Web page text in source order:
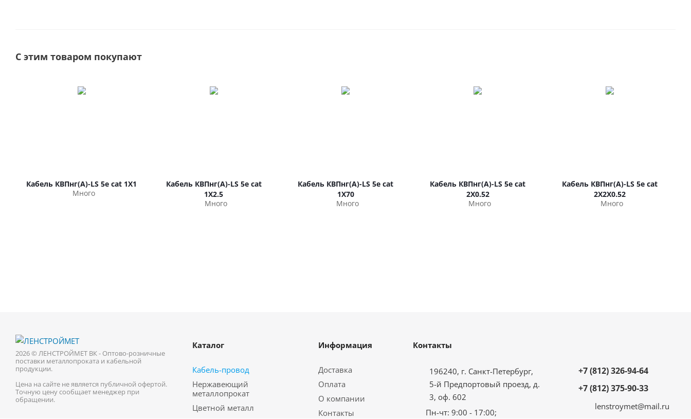
С этим товаром покупают
Кабель КВПнг(А)-LS 5е cat 1Х1
Много
Кабель КВПнг(А)-LS 5е cat
1Х2.5
Много
Кабель КВПнг(А)-LS 5е cat
1Х70
Много
Кабель КВПнг(А)-LS 5е cat
2Х0.52
Много
Кабель КВПнг(А)-LS 5е cat
2Х2Х0.52
Много
2026 © ЛЕНСТРОЙМЕТ ВК - Оптово-розничные
поставки металлопроката и кабельной
продукции.
Цена на сайте не является публичной офертой.
Точную цену сообщает менеджер при
обращении.
Каталог
Кабель-провод
Нержавеющий
металлопрокат
Цветной металл
Информация
Доставка
Оплата
О компании
Контакты
Контакты
196240, г. Санкт-Петербург,
5-й Предпортовый проезд, д.
3, оф. 602
Пн-чт: 9:00 - 17:00;
+7 (812) 326-94-64
+7 (812) 375-90-33
lenstroymet@mail.ru